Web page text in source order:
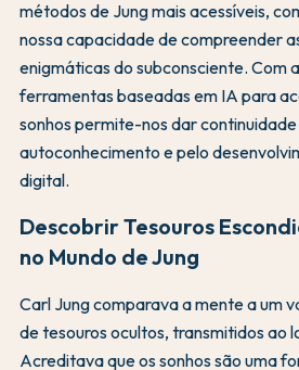
métodos de Jung mais acessíveis,
nossa capacidade de compreender
enigmáticas do subconsciente. Com
ferramentas baseadas em IA para
sonhos permite-nos dar
autoconhecimento e pelo
digital.
Descobrir Tesouros
no Mundo de Jung
Carl Jung comparava a mente a um
de tesouros ocultos, transmitidos ao
Acreditava que os sonhos são uma